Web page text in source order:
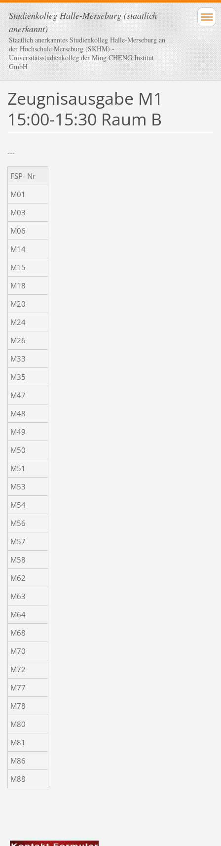
Studienkolleg Halle-Merseburg (staatlich
anerkannt)
Staatlich anerkanntes Studienkolleg Halle-Merseburg an
der Hochschule Merseburg (SKHM) -
Universitätsstudienkolleg der Ming CHENG Institut
GmbH
Zeugnisausgabe M1
15:00-15:30 Raum B
---
FSP- Nr
M01
M03
M06
M14
M15
M18
M20
M24
M26
M33
M35
M47
M48
M49
M50
M51
M53
M54
M56
M57
M58
M62
M63
M64
M68
M70
M72
M77
M78
M80
M81
M86
M88